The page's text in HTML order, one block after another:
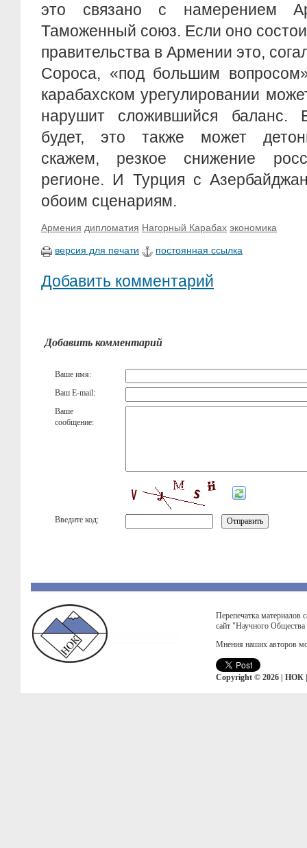
это связано с намерением
Таможенный союз. Если оно
правительства в Армении это,
Сороса, «под большим
карабахском урегулировании
нарушит сложившийся баланс.
будет, это также может
скажем, резкое снижение
регионе. И Турция с
обоим сценариям.
Армения дипломатия Нагорный Карабах экономика
версия для печати постоянная ссылка
Добавить комментарий
Добавить комментарий
Ваше имя:
Ваш E-mail:
Ваше
сообщение:
Введите код:
Перепечатка материалов
сайт "Научного
Мнения наших авторов
Copyright © 2026 | НОК